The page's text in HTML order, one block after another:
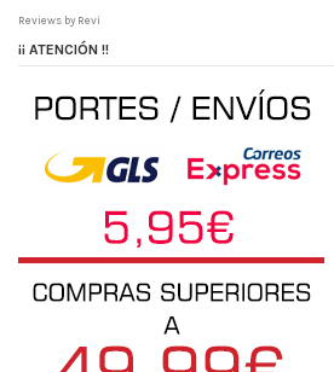
Reviews by Revi
¡¡ ATENCIÓN !!